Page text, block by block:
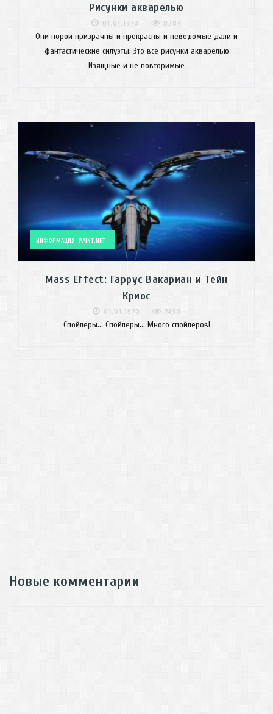
Рисунки акварелью
01.01.1970 8284
Они порой призрачны и прекрасны и неведомые дали и
фантастические силуэты. Это все рисунки акварелью
Изящные и не повторимые
ИНФОРМАЦИЯ PAINT.NET
Mass Effect: Гаррус Вакариан и Тейн
Криос
01.01.1970 7430
Спойлеры... Спойлеры... Много спойлеров!
Новые комментарии